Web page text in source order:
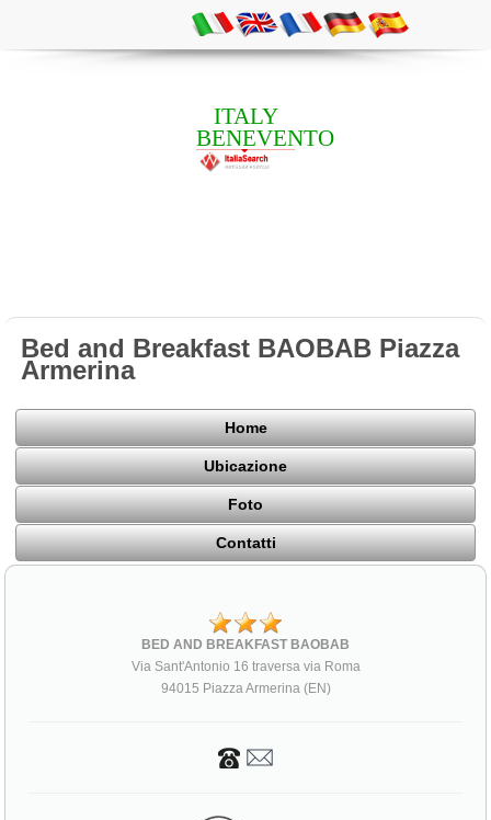
ITALY
BENEVENTO
Bed and Breakfast BAOBAB Piazza
Armerina
Home
Ubicazione
Foto
Contatti
BED AND BREAKFAST BAOBAB
Via Sant'Antonio 16 traversa via Roma
94015 Piazza Armerina (EN)